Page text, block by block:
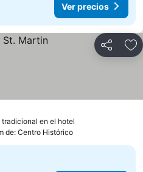
Ver precios
Compartir
en el hotel
de: Centro Histórico